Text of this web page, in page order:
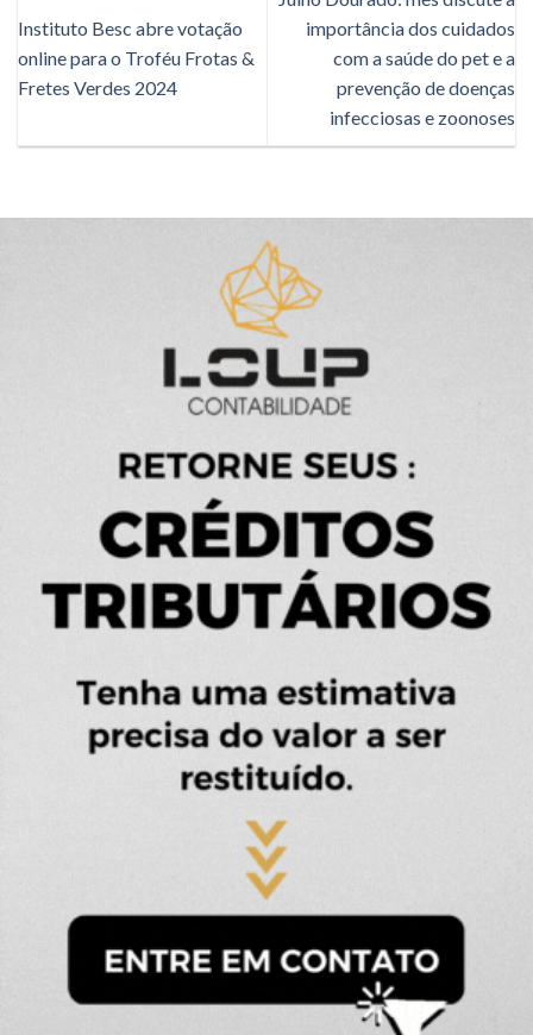
Instituto Besc abre votação
online para o Troféu Frotas &
Fretes Verdes 2024
importância dos cuidados
com a saúde do pet e a
prevenção de doenças
infecciosas e zoonoses